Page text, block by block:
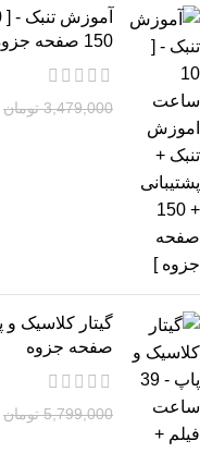
150 صفحه جزوه ]
3,479,000 تومان
صفحه جزوه
5,799,000 تومان